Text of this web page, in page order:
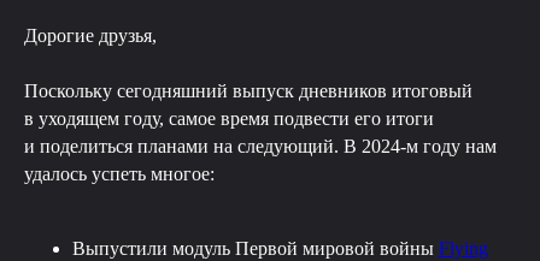
Дорогие друзья,
Поскольку сегодняшний выпуск дневников итоговый
в уходящем году, самое время подвести его итоги
и поделиться планами на следующий. В 2024-м году нам
удалось успеть многое:
Выпустили модуль Первой мировой войны Flying